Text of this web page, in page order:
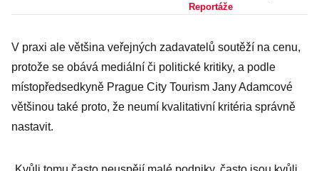
kam až může zajít
šikana
Reportáže
V praxi ale většina veřejných zadavatelů soutěží na cenu,
protože se obává mediální či politické kritiky, a podle
místopředsedkyně Prague City Tourism Jany Adamcové
většinou také proto, že neumí kvalitativní kritéria správně
nastavit.